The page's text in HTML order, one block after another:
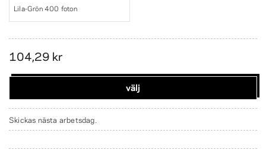
Lila-Grön 400 foton
104,29 kr
välj
Skickas nästa arbetsdag.